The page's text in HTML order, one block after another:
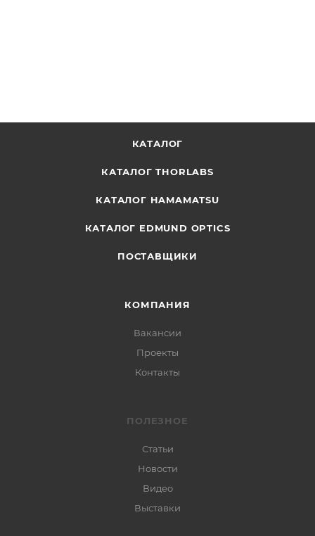
КАТАЛОГ
КАТАЛОГ THORLABS
КАТАЛОГ HAMAMATSU
КАТАЛОГ EDMUND OPTICS
ПОСТАВЩИКИ
КОМПАНИЯ
Вакансии
Проекты
Контакты
ПОЛЕЗНОЕ
Статьи
Новости
Видео
Выставки